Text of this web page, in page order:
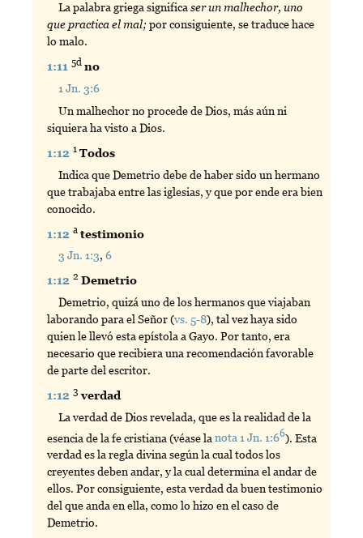
La palabra griega significaser un malhechor, uno
que practica el mal; por consiguiente, se traduce hace
lo malo.
1:115d no
1 Jn. 3:6
Un malhechor no procede de Dios, más aún ni
siquiera ha visto a Dios.
1:121 Todos
Indica que Demetrio debe de haber sido un hermano
que trabajaba entre las iglesias, y que por ende era bien
conocido.
1:12a testimonio
3 Jn. 1:3,6
1:122 Demetrio
Demetrio, quizá uno de los hermanos que viajaban
laborando para el Señor (vs. 5-8), tal vez haya sido
quien le llevó esta epístola a Gayo. Por tanto, era
necesario que recibiera una recomendación favorable
de parte del escritor.
1:123 verdad
La verdad de Dios revelada, que es la realidad de la
esencia de la fe cristiana (véase lanota 1 Jn. 1:66). Esta
verdad es la regla divina según la cual todos los
creyentes deben andar, y la cual determina el andar de
ellos. Por consiguiente, esta verdad da buen testimonio
del que anda en ella, como lo hizo en el caso de
Demetrio.